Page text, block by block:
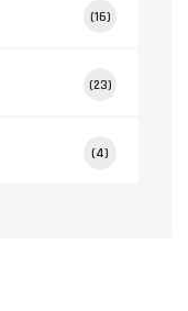
(16)
(23)
(4)